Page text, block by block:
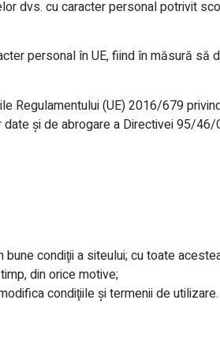
dvs. cu caracter personal potrivit
personal în UE, fiind în măsură să
Regulamentului (UE) 2016/679
şi de abrogare a Directivei 95/46/
condiţii a siteului; cu toate
din orice motive;
condiţiile şi termenii de utilizare.